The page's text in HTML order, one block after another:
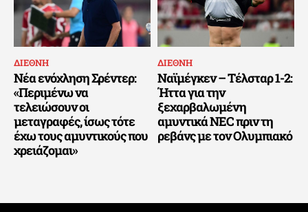
ΔΙΕΘΝΗ
Νέα ενόχληση Σρέντερ:
«Περιμένω να
τελειώσουν οι
μεταγραφές, ίσως τότε
έχω τους αμυντικούς που
χρειάζομαι»
ΔΙΕΘΝΗ
Ναϊμέγκεν – Τέλσταρ 1-2:
Ήττα για την
ξεχαρβαλωμένη
αμυντικά NEC πριν τη
ρεβάνς με τον Ολυμπιακό